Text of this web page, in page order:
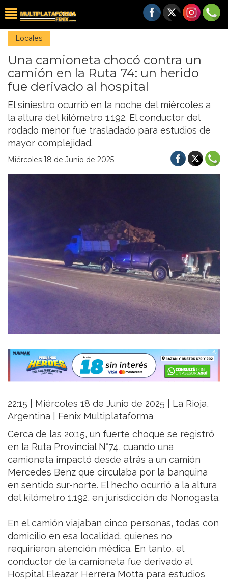
Locales
Una camioneta chocó contra un
camión en la Ruta 74: un herido
fue derivado al hospital
El siniestro ocurrió en la noche del miércoles a
la altura del kilómetro 1.192. El conductor del
rodado menor fue trasladado para estudios de
mayor complejidad.
Miércoles 18 de Junio de 2025
22:15 | Miércoles 18 de Junio de 2025 | La Rioja,
Argentina | Fenix Multiplataforma
Cerca de las 20:15, un fuerte choque se registró
en la Ruta Provincial N°74, cuando una
camioneta impactó desde atrás a un camión
Mercedes Benz que circulaba por la banquina
en sentido sur-norte. El hecho ocurrió a la altura
del kilómetro 1.192, en jurisdicción de Nonogasta.
En el camión viajaban cinco personas, todas con
domicilio en esa localidad, quienes no
requirieron atención médica. En tanto, el
conductor de la camioneta fue derivado al
Hospital Eleazar Herrera Motta para estudios